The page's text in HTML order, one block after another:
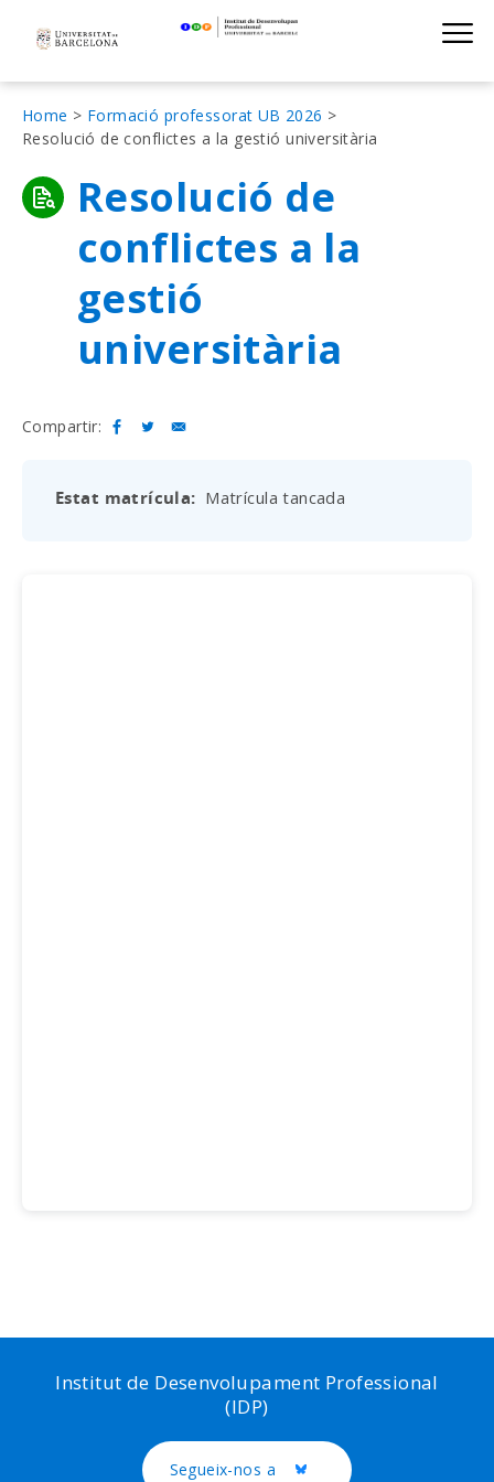
navigation
Institut de
Fil
d'Ariadna
Home
Formació professorat UB 2026
Resolució de conflictes a la gestió universitària
Resolució de
conflictes a la
gestió
universitària
Compartir:
Estat matrícula Matrícula tancada
Institut de Desenvolupament Professional
(IDP)
Segueix-nos a Twitter